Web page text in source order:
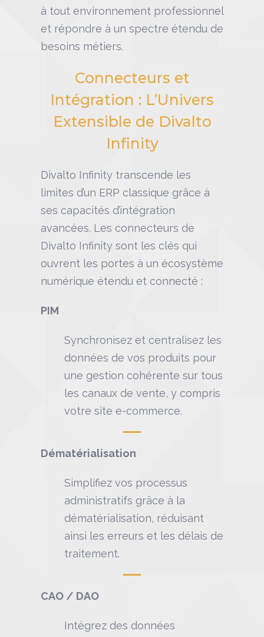
à tout environnement professionnel
et répondre à un spectre étendu de
besoins métiers.
Connecteurs et
Intégration : L’Univers
Extensible de Divalto
Infinity
Divalto Infinity transcende les
limites d’un ERP classique grâce à
ses capacités d’intégration
avancées. Les connecteurs de
Divalto Infinity sont les clés qui
ouvrent les portes à un écosystème
numérique étendu et connecté :
PIM
Synchronisez et centralisez les
données de vos produits pour
une gestion cohérente sur tous
les canaux de vente, y compris
votre site e-commerce.
Dématérialisation
Simplifiez vos processus
administratifs grâce à la
dématérialisation, réduisant
ainsi les erreurs et les délais de
traitement.
CAO / DAO
Intégrez des données